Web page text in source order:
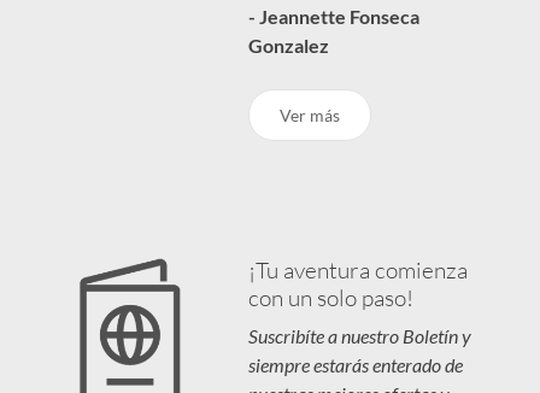
- Jeannette Fonseca
Gonzalez
Ver más
¡Tu aventura comienza
con un solo paso!
Suscribíte a nuestro Boletín y
siempre estarás enterado de